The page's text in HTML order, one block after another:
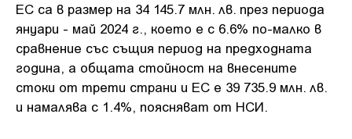
ЕС са в размер на 34 145.7 млн. лв. през периода
януари - май 2024 г., което е с 6.6% по-малко в
сравнение със същия период на предходната
година, а общата стойност на внесените
стоки от трети страни и ЕС е 39 735.9 млн. лв.
и намалява с 1.4%, поясняват от НСИ.